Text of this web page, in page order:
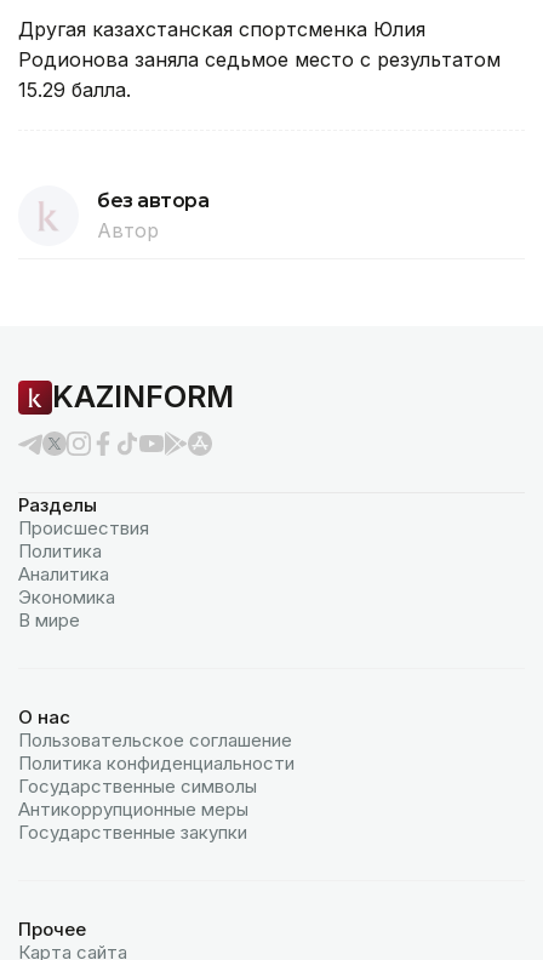
Другая казахстанская спортсменка Юлия
Родионова заняла седьмое место с результатом
15.29 балла.
без автора
Автор
KAZINFORM
Разделы
Происшествия
Политика
Аналитика
Экономика
В мире
О нас
Пользовательское соглашение
Политика конфиденциальности
Государственные символы
Антикоррупционные меры
Государственные закупки
Прочее
Карта сайта